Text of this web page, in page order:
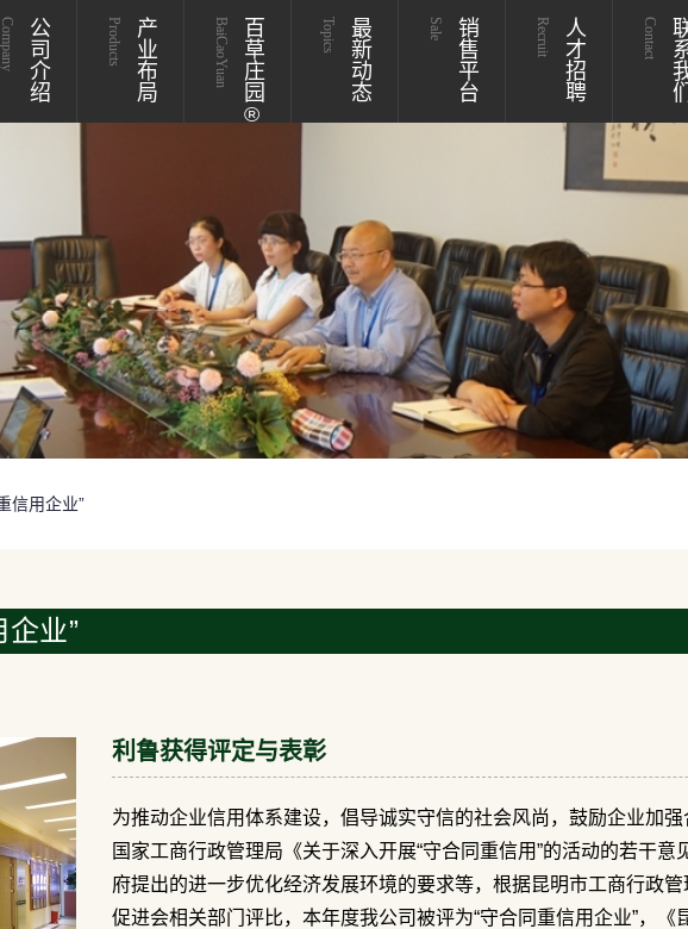
公司介绍 产业布局
Products 百草庄园®
BaiCaoYuan 最新动态
Topics 销售平台
Sale 人才招聘
Recruit 联
Contact
信用企业”
业”
利鲁获得评定与表彰
为推动企业信用体系建设，倡导诚实守信的社会风尚，鼓励企业加
国家工商行政管理局《关于深入开展“守合同重信用”的活动的若干意
府提出的进一步优化经济发展环境的要求等，根据昆明市工商行政
促进会相关部门评比，本年度我公司被评为“守合同重信用企业”，《